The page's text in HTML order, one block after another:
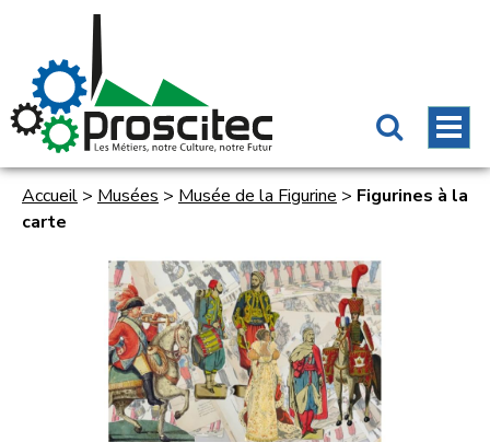
Accueil > Musées > Musée de la Figurine > Figurines à la
carte